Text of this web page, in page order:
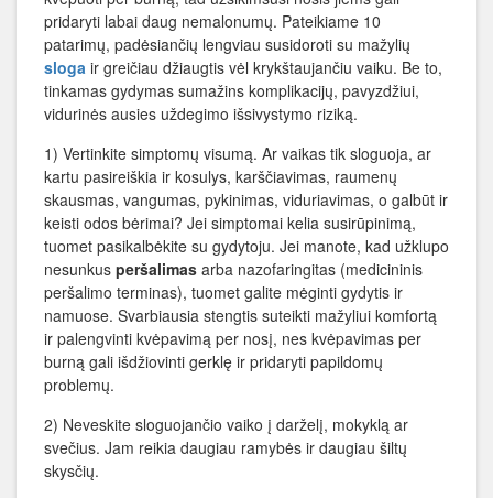
pridaryti labai daug nemalonumų. Pateikiame 10
patarimų, padėsiančių lengviau susidoroti su mažylių
sloga ir greičiau džiaugtis vėl krykštaujančiu vaiku. Be to,
tinkamas gydymas sumažins komplikacijų, pavyzdžiui,
vidurinės ausies uždegimo išsivystymo riziką.
1) Vertinkite simptomų visumą. Ar vaikas tik sloguoja, ar
kartu pasireiškia ir kosulys, karščiavimas, raumenų
skausmas, vangumas, pykinimas, viduriavimas, o galbūt ir
keisti odos bėrimai? Jei simptomai kelia susirūpinimą,
tuomet pasikalbėkite su gydytoju. Jei manote, kad užklupo
nesunkus peršalimas arba nazofaringitas (medicininis
peršalimo terminas), tuomet galite mėginti gydytis ir
namuose. Svarbiausia stengtis suteikti mažyliui komfortą
ir palengvinti kvėpavimą per nosį, nes kvėpavimas per
burną gali išdžiovinti gerklę ir pridaryti papildomų
problemų.
2) Neveskite sloguojančio vaiko į darželį, mokyklą ar
svečius. Jam reikia daugiau ramybės ir daugiau šiltų
skysčių.